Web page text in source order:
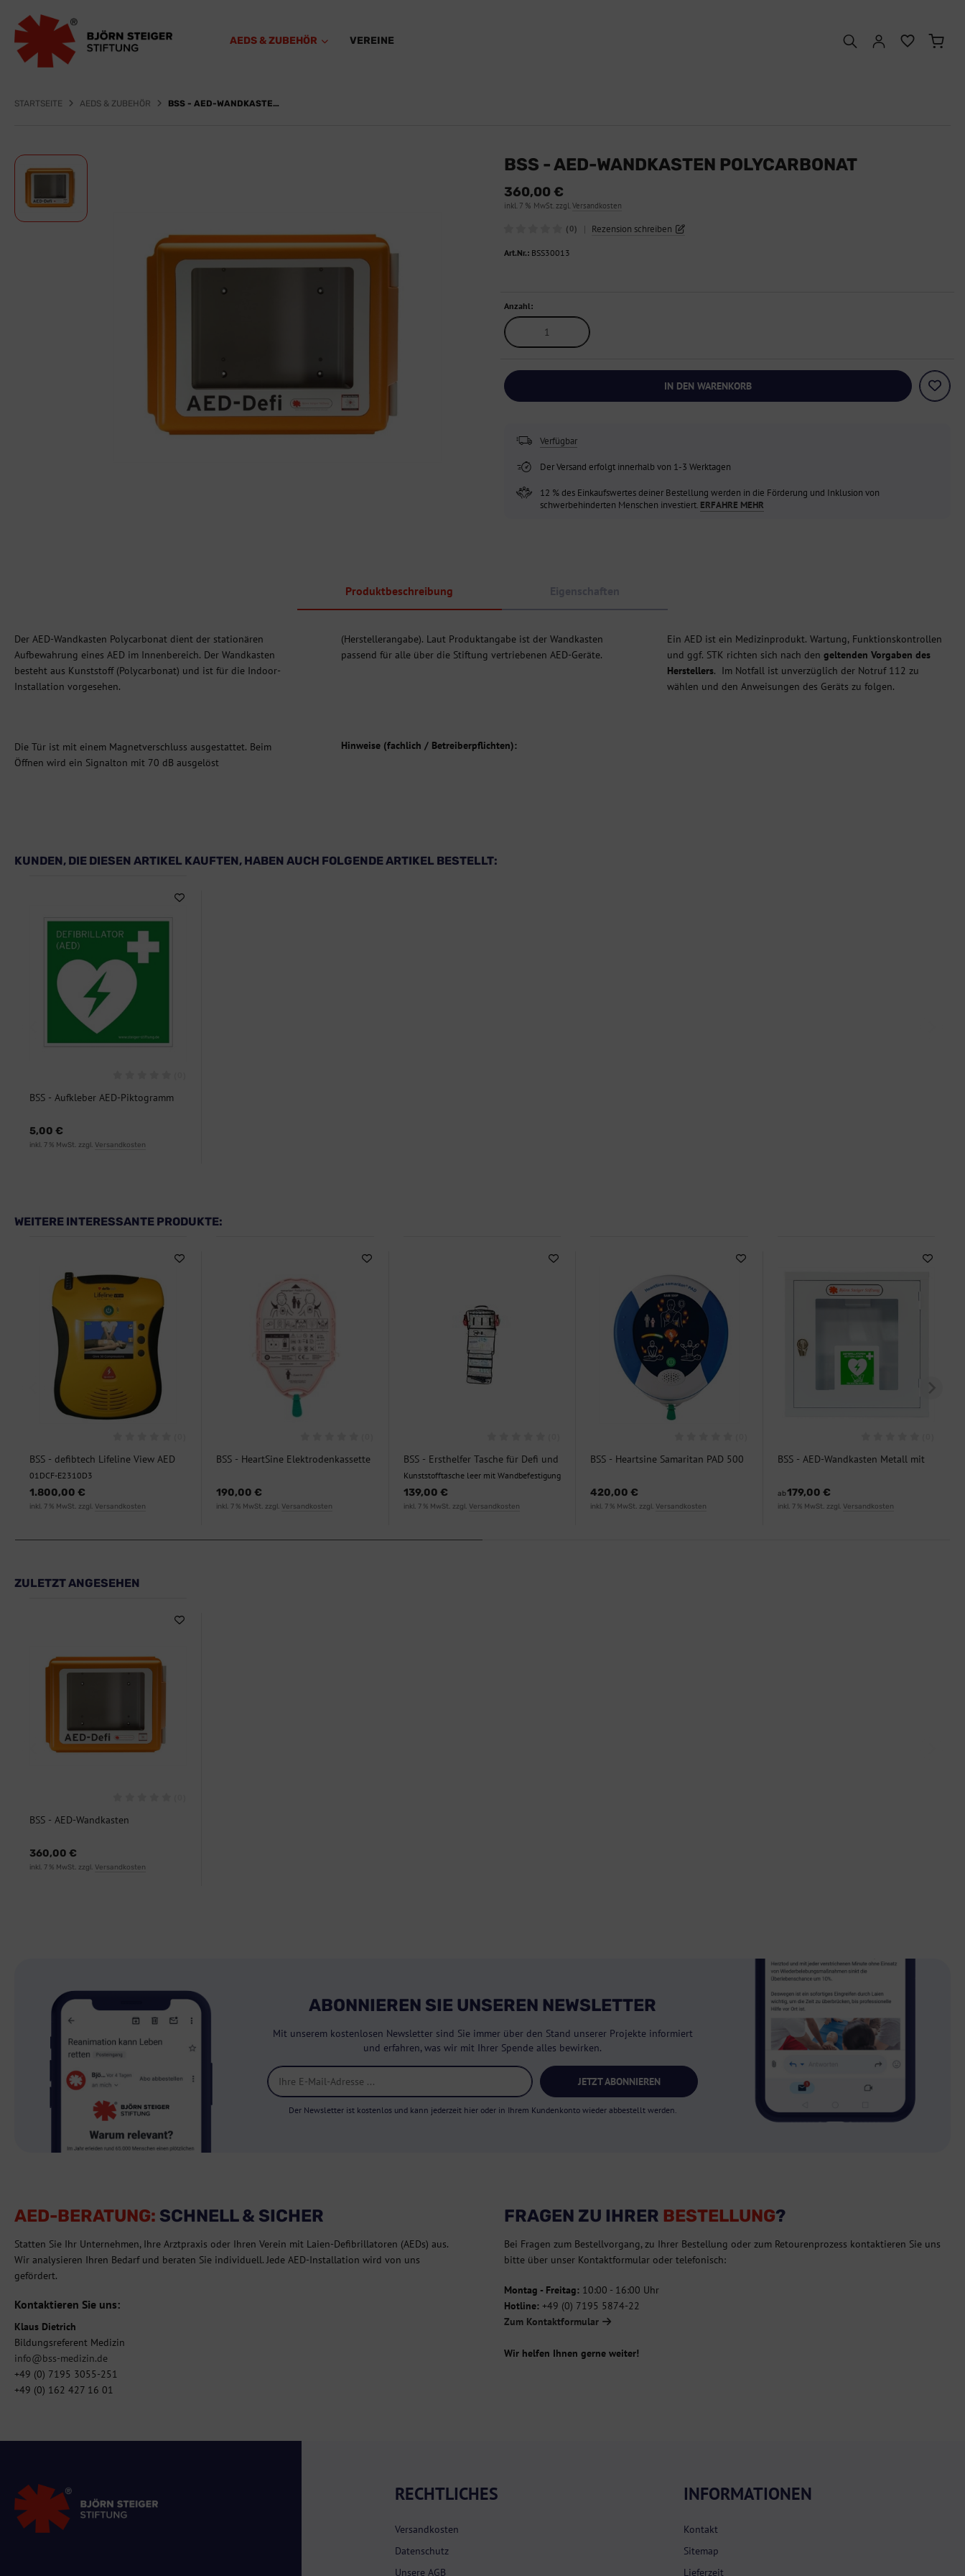
AEDS & ZUBEHÖR VEREINE
STARTSEITE AEDS & ZUBEHÖR BSS - AED-WANDKASTEN POLYCARBONAT
BSS - AED-WANDKASTEN POLYCARBONAT
360,00 €
inkl. 7 % MwSt. zzgl.Versandkosten
(0) | Rezension schreiben
Art.Nr.: BSS30013
Anzahl:
IN DEN WARENKORB
Verfügbar
Der Versand erfolgt innerhalb von 1-3 Werktagen
12 % des Einkaufswertes deiner Bestellung werden in die Förderung und Inklusion von
schwerbehinderten Menschen investiert. ERFAHRE MEHR
Produktbeschreibung Eigenschaften
Der AED-Wandkasten Polycarbonat dient der stationären
Aufbewahrung eines AED im Innenbereich. Der Wandkasten
besteht aus Kunststoff (Polycarbonat) und ist für die Indoor-
Installation vorgesehen.
Die Tür ist mit einem Magnetverschluss ausgestattet. Beim
Öffnen wird ein Signalton mit 70 dB ausgelöst
(Herstellerangabe). Laut Produktangabe ist der Wandkasten
passend für alle über die Stiftung vertriebenen AED-Geräte.
Hinweise (fachlich / Betreiberpflichten):
Ein AED ist ein Medizinprodukt. Wartung, Funktionskontrollen
und ggf. STK richten sich nach dengeltenden Vorgaben des
Herstellers. Im Notfall ist unverzüglich der Notruf 112 zu
wählen und den Anweisungen des Geräts zu folgen.
KUNDEN, DIE DIESEN ARTIKEL KAUFTEN, HABEN AUCH FOLGENDE ARTIKEL BESTELLT:
BSS - Aufkleber AED-Piktogramm
5,00 €
inkl. 7 % MwSt. zzgl. Versandkosten
WEITERE INTERESSANTE PRODUKTE:
BSS - defibtech Lifeline View AED
01DCF-E2310D3
01DCF-E2310D3
1.800,00 €
inkl. 7 % MwSt. zzgl. Versandkosten
BSS - HeartSine Elektrodenkassette
190,00 €
inkl. 7 % MwSt. zzgl. Versandkosten
BSS - Ersthelfer Tasche für Defi und
Erste Hilfe Zubehör
Kunststofftasche leer mit Wandbefestigung
139,00 €
inkl. 7 % MwSt. zzgl. Versandkosten
BSS - Heartsine Samaritan PAD 500
420,00 €
inkl. 7 % MwSt. zzgl. Versandkosten
BSS - AED-Wandkasten Metall mit
ab179,00 €
inkl. 7 % MwSt. zzgl. Versandkosten
ZULETZT ANGESEHEN
BSS - AED-Wandkasten
360,00 €
inkl. 7 % MwSt. zzgl. Versandkosten
ABONNIEREN SIE UNSEREN NEWSLETTER
Mit unserem kostenlosen Newsletter sind Sie immer über den Stand unserer Projekte informiert
und erfahren, was wir mit Ihrer Spende alles bewirken.
JETZT ABONNIEREN
Der Newsletter ist kostenlos und kann jederzeit hier oder in Ihrem Kundenkonto wieder abbestellt werden.
AED-BERATUNG: SCHNELL & SICHER
Statten Sie Ihr Unternehmen, Ihre Arztpraxis oder Ihren Verein mit Laien-Defibrillatoren (AEDs) aus.
Wir analysieren Ihren Bedarf und beraten Sie individuell. Jede AED-Installation wird von uns
gefördert.
Kontaktieren Sie uns:
Klaus Dietrich
Bildungsreferent Medizin
info@bss-medizin.de
+49 (0) 7195 3055-251
+49 (0) 162 427 16 01
FRAGEN ZU IHRER BESTELLUNG?
Bei Fragen zum Bestellvorgang, zu Ihrer Bestellung oder zum Retourenprozess kontaktieren Sie uns
bitte über unser Kontaktformular oder telefonisch:
Montag - Freitag: 10:00 - 16:00 Uhr
Hotline: +49 (0) 7195 5874-22
Zum Kontaktformular
Wir helfen Ihnen gerne weiter!
RECHTLICHES
Versandkosten
Datenschutz
Unsere AGB
INFORMATIONEN
Kontakt
Sitemap
Lieferzeit